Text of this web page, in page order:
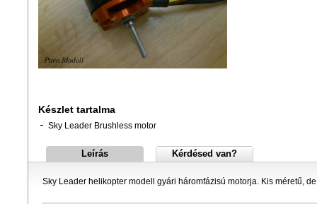
Készlet tartalma
Sky Leader Brushless motor
Leírás Kérdésed van?
Sky Leader helikopter modell gyári háromfázisú motorja. Kis méretű,